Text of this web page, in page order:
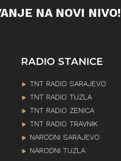
NA NOVI NIVO!
RADIO STANICE
TNT RADIO SARAJEVO
TNT RADIO TUZLA
TNT RADIO ZENICA
TNT RADIO TRAVNIK
NARODNI SARAJEVO
NARODNI TUZLA